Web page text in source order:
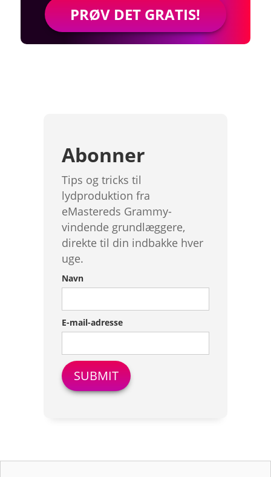
PRØV DET GRATIS!
Abonner
Tips og tricks til
lydproduktion fra
eMastereds Grammy-
vindende grundlæggere,
direkte til din indbakke hver
uge.
Navn
E-mail-adresse